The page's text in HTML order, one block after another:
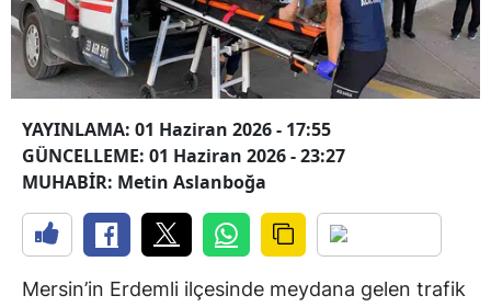
YAYINLAMA: 01 Haziran 2026 - 17:55
GÜNCELLEME: 01 Haziran 2026 - 23:27
MUHABİR: Metin Aslanboğa
Mersin’in Erdemli ilçesinde meydana gelen trafik